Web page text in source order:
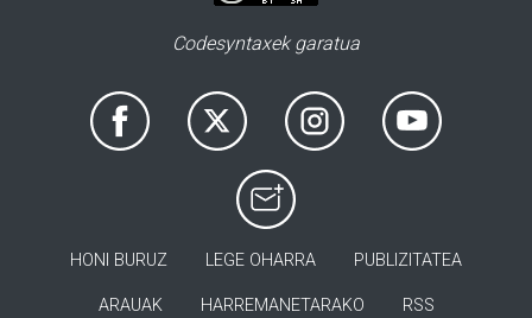
Codesyntaxek garatua
HONI BURUZ LEGE OHARRA PUBLIZITATEA
ARAUAK HARREMANETARAKO RSS